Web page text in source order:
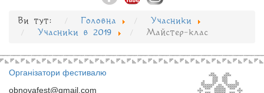
Ви тут: Головна
Учасники
Учасники в 2019
Майстер-клас
Організатори фестивалю
obnovafest@gmail.com